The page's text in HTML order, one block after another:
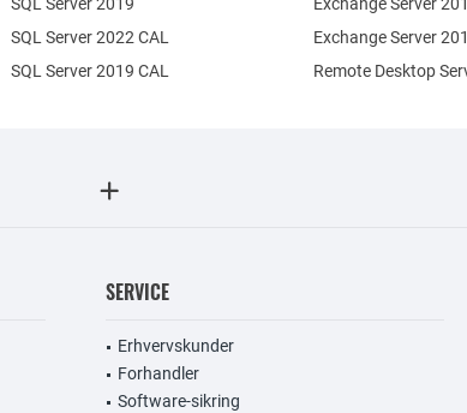
SQL Server 2019
SQL Server 2022 CAL
SQL Server 2019 CAL
Remote Desktop
Exchange Server
Exchange Server
SERVICE
Erhvervskunder
Forhandler
Software-sikring